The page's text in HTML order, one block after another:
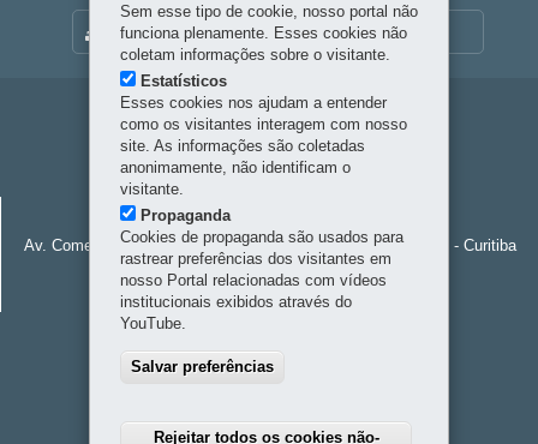
MAPA DO SITE
Navegação
principal
FUNDAÇÃO ARAUCÁRIA
Av. Comendador Franco, 1341 - Jardim Botânico-80215-090 - Curitiba
-PR MAPA
41 3218-9250
Sem esse tipo de cookie, nosso portal não
funciona plenamente. Esses cookies não
coletam informações sobre o visitante.
Estatísticos
Esses cookies nos ajudam a entender
como os visitantes interagem com nosso
site. As informações são coletadas
anonimamente, não identificam o
visitante.
Propaganda
Cookies de propaganda são usados para
rastrear preferências dos visitantes em
nosso Portal relacionadas com vídeos
institucionais exibidos através do
YouTube.
Salvar preferências
Rejeitar todos os cookies não-